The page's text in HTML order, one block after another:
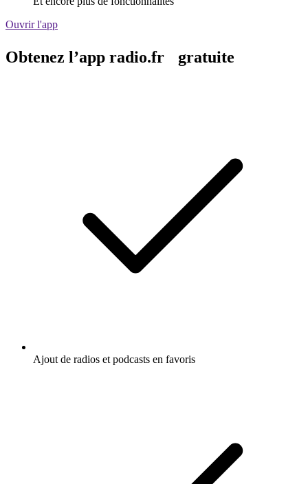
Ouvrir l'app
Obtenez l’app radio.fr gratuite
Ajout de radios et podcasts en favoris